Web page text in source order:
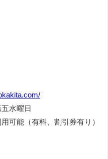
水曜日
可能（有料、割引券有り）